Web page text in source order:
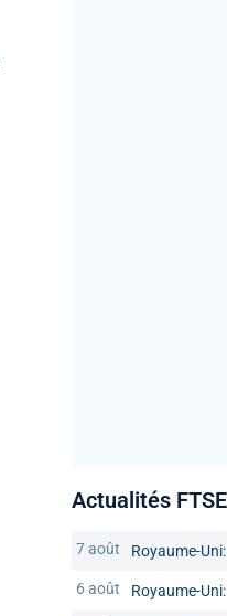
Actualités
7 août Royaume-
6 août Royaume-